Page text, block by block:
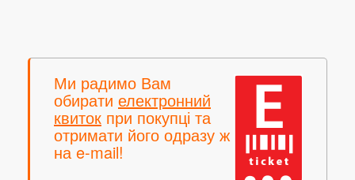
Ми радимо Вам
обирати електронний
квиток при покупці та
отримати його одразу ж
на e-mail!